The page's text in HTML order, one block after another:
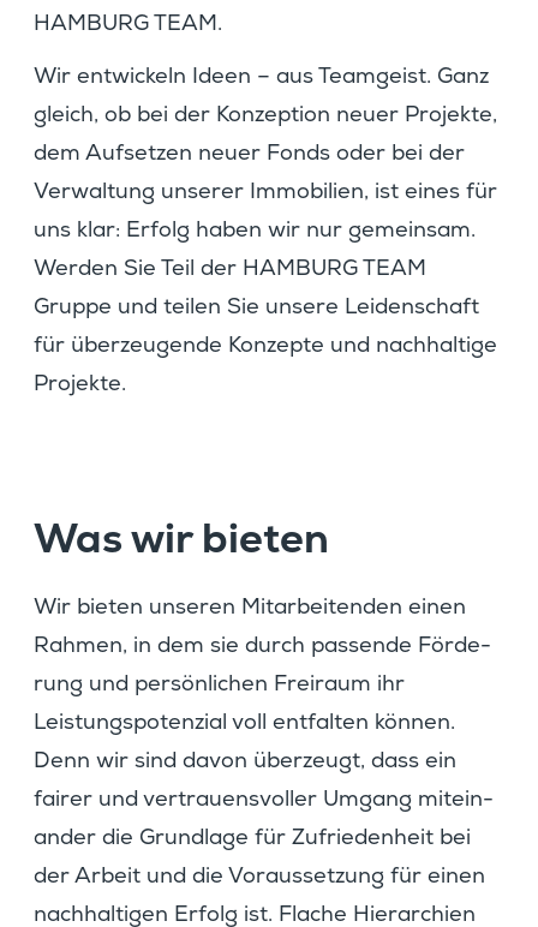
HAMBURG TEAM.
Wir entwi­ckeln Ideen – aus Teamgeist. Ganz
gleich, ob bei der Konzep­tion neuer Projekte,
dem Aufsetzen neuer Fonds oder bei der
Verwal­tung unserer Immobi­lien, ist eines für
uns klar: Erfolg haben wir nur gemeinsam.
Werden Sie Teil der HAMBURG TEAM
Gruppe und teilen Sie unsere Leiden­schaft
für überzeu­gende Konzepte und nachhal­tige
Projekte.
Was wir bieten
Wir bieten unseren Mitar­bei­tenden einen
Rahmen, in dem sie durch passende Förde­
rung und persön­li­chen Freiraum ihr
Leistungs­po­ten­zial voll entfalten können.
Denn wir sind davon überzeugt, dass ein
fairer und vertrau­ens­voller Umgang mitein­
ander die Grund­lage für Zufrie­den­heit bei
der Arbeit und die Voraus­set­zung für einen
nachhal­tigen Erfolg ist. Flache Hierar­chien